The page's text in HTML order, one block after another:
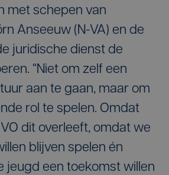
met schepen van
Anseeuw (N-VA) en de
juridische dienst de
“Niet om zelf een
aan te gaan, maar om
rol te spelen. Omdat
dit overleeft, omdat we
blijven spelen én
jeugd een toekomst willen